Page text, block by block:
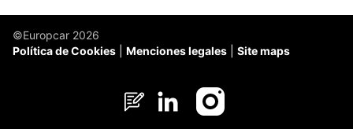
©Europcar 2026
Política de Cookies
Menciones legales Site maps